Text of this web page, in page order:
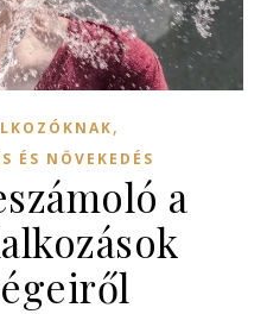
,
ÉS NÖVEKEDÉS
a